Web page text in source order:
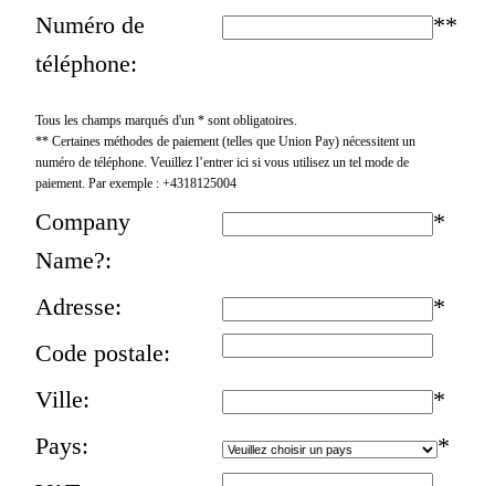
Numéro de
téléphone:
**
Tous les champs marqués d'un * sont obligatoires.
** Certaines méthodes de paiement (telles que Union Pay) nécessitent un
numéro de téléphone. Veuillez l’entrer ici si vous utilisez un tel mode de
paiement. Par exemple : +4318125004
Company
Name?:
*
Adresse:
*
Code postale:
Ville:
*
Pays:
*